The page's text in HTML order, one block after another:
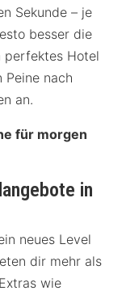
Sekunde – je
besser die
perfektes Hotel
Peine nach
an.
für morgen
in
neues Level
dir mehr als
wie